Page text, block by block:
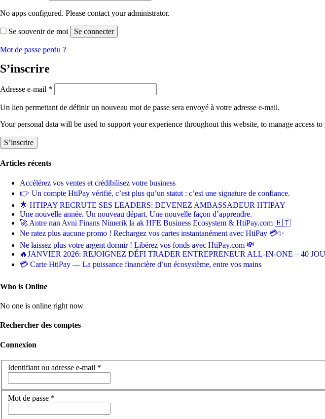
No apps configured. Please contact your administrator.
Se souvenir de moi Se connecter
Mot de passe perdu ?
S’inscrire
Adresse e-mail *
Un lien permettant de définir un nouveau mot de passe sera envoyé à votre adresse e-mail.
Your personal data will be used to support your experience throughout this website, to manage access
S’inscrire
Articles récents
Accélérez vos ventes et crédibilisez votre business
👉 Un compte HtiPay vérifié, c’est plus qu’un statut : c’est une signature de confiance.
🌟 HTIPAY RECRUTE SES LEADERS: DEVENEZ AMBASSADEUR HTIPAY
Une nouvelle année. Un nouveau départ. Une nouvelle façon d’apprendre.
🚀 Antre nan Avni Finans Nimerik la ak HFE Business Ecosystem & HtiPay.com 🇭🇹
Ne ratez plus aucune promo ! Rechargez vos cartes instantanément avec HtiPay 💳✨
Ne laissez plus votre argent dormir ! Libérez vos fonds avec HtiPay.com 💸
🔥JANVIER 2026: REJOIGNEZ DÉFI TRADER ENTREPRENEUR ALL-IN-ONE – 40
💳 Carte HtiPay — La puissance financière d’un écosystème, entre vos mains
Who is Online
No one is online right now
Rechercher des comptes
Connexion
Identifiant ou adresse e-mail *
Mot de passe *